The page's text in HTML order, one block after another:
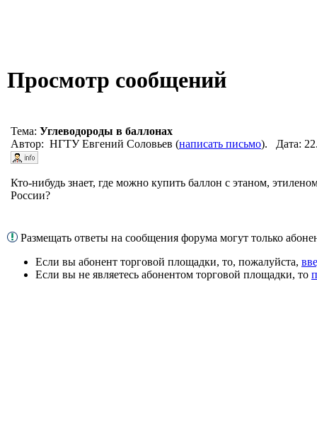
Просмотр сообщений
Тема: Углеводороды в баллонах
Автор: НГТУ Евгений Соловьев (написать письмо). Дата:
Кто-нибудь знает, где можно купить баллон с этаном,
России?
Размещать ответы на сообщения форума могут только
Если вы абонент торговой площадки, то, пожалуйста,
Если вы не являетесь абонентом торговой площадки, то